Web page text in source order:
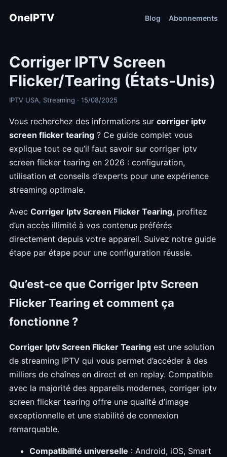
OneIPTV Blog Abonnements
Corriger IPTV Screen
Flicker/Tearing (États‑Unis)
IPTV USA, Streaming · 15/08/2025
Vous recherchez des informations sur corriger iptv
screen flicker tearing ? Ce guide complet vous
explique tout ce qu’il faut savoir sur corriger iptv
screen flicker tearing en 2026 : configuration,
utilisation et conseils d’experts pour une expérience
streaming optimale.
Avec Corriger Iptv Screen Flicker Tearing, profitez
d’un accès illimité à vos contenus préférés
directement depuis votre appareil. Suivez notre guide
étape par étape pour une configuration réussie.
Qu’est-ce que Corriger Iptv Screen
Flicker Tearing et comment ça
fonctionne ?
Corriger Iptv Screen Flicker Tearing est une solution
de streaming IPTV qui vous permet d’accéder à des
milliers de chaînes en direct et en replay. Compatible
avec la majorité des appareils modernes, corriger iptv
screen flicker tearing offre une qualité d’image
exceptionnelle et une stabilité de connexion
remarquable.
Compatibilité universelle : Android, iOS, Smart